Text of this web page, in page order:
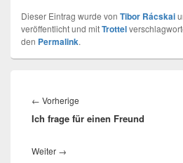
Dieser Eintrag wurde von Tibor Rácskai
veröffentlicht und mitTrottel
den Permalink.
← Vorherige
Beitrag:
Ich frage für einen Freund
Weiter →